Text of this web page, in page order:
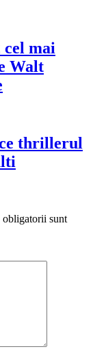
cel mai
Walt
thrillerul
obligatorii sunt